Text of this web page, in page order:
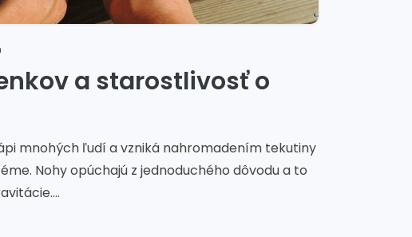
a starostlivosť o
mnohých ľudí a vzniká nahromadením tekutiny
Nohy opúchajú z jednoduchého dôvodu a to